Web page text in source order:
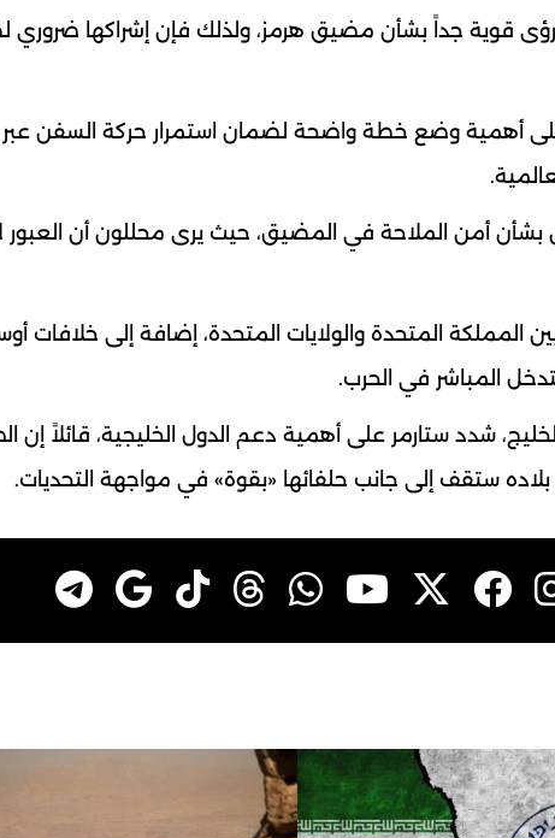
رؤى قوية جداً بشأن مضيق هرمز، ولذلك فإن إشراكها ضروري
على أهمية وضع خطة واضحة لضمان استمرار حركة السفن عبر
بشأن أمن الملاحة في المضيق، حيث يرى محللون أن العبور
المملكة المتحدة والولايات المتحدة، إضافة إلى خلافات
المباشر في الحرب.
شدد ستارمر على أهمية دعم الدول الخليجية، قائلاً إن
ستقف إلى جانب حلفائها «بقوة» في مواجهة التحديات.